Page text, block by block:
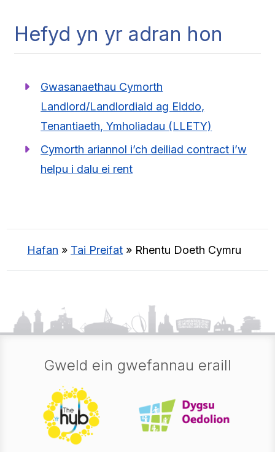
Hefyd yn yr adran hon
Gwasanaethau Cymorth
Landlord/Landlordiaid ag Eiddo,
Tenantiaeth, Ymholiadau (LLETY)
Cymorth ariannol i’ch deiliad contract i’w
helpu i dalu ei rent
Hafan » Tai Preifat » Rhentu Doeth Cymru
Gweld ein gwefannau eraill